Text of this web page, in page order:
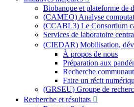
Biobanque et plateforme de
(CAMEO) Analyse
(CCABL3) Le Consortium
Services de laboratoire
(CIEDAR) Mobilisation,
À propos de nous
Préparation aux
Recherche
Faire un récit
(GRSEU) Groupe de
Recherche et résultats